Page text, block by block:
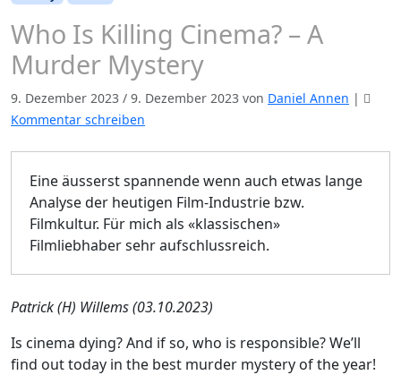
Who Is Killing Cinema? – A
Murder Mystery
9. Dezember 2023 / 9. Dezember 2023 von Daniel Annen |
Kommentar schreiben
Eine äusserst spannende wenn auch etwas lange
Analyse der heutigen Film-Industrie bzw.
Filmkultur. Für mich als «klassischen»
Filmliebhaber sehr aufschlussreich.
Patrick (H) Willems (03.10.2023)
Is cinema dying? And if so, who is responsible? We’ll
find out today in the best murder mystery of the year!